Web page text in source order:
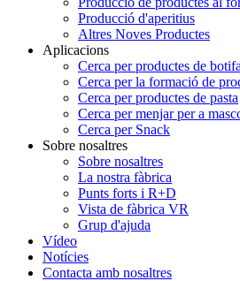
Producció d'aperitius
Altres Noves Productes
Aplicacions
Cerca per productes de
Cerca per la formació de
Cerca per productes de pasta
Cerca per menjar per a
Cerca per Snack
Sobre nosaltres
Sobre nosaltres
La nostra fàbrica
Punts forts i R+D
Vista de fàbrica VR
Grup d'ajuda
Vídeo
Notícies
Contacta amb nosaltres